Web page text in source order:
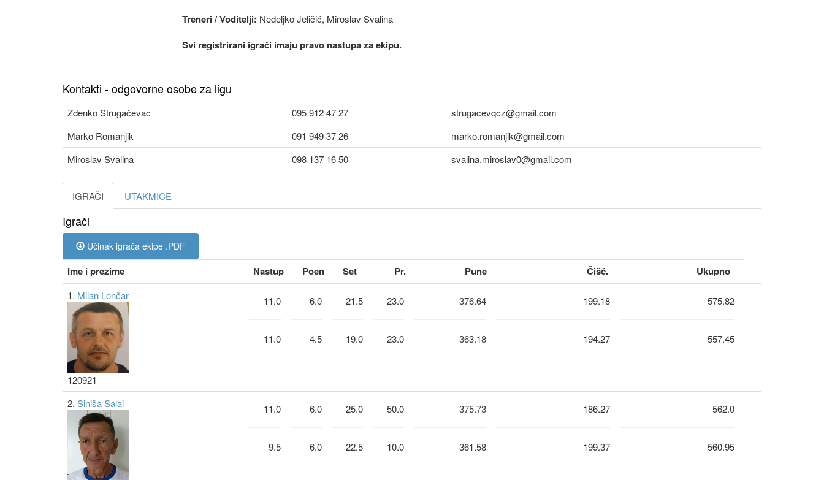
Treneri / Voditelji: Nedeljko Jeličić, Miroslav Svalina
Svi registrirani igrači imaju pravo nastupa za ekipu.
Kontakti - odgovorne osobe za ligu
Zdenko Strugačevac 095 912 47 27
strugacevqcz@gmail.com
Marko Romanjik
091 949 37 26
marko.romanjik@gmail.com
Miroslav Svalina
098 137 16 50 svalina.miroslav0@gmail.com
IGRAČI UTAKMICE
Igrači
Učinak igrača ekipe .PDF
Ime i prezime Nastup Poen Set Pr. Pune Čišć. Ukupno
1. Milan Lončar
120921
11.0
11.0
6.0
4.5
21.5
19.0
23.0
23.0
376.64
363.18
199.18
194.27
575.82
557.45
2. Siniša Salai 11.0
9.5
6.0
6.0
25.0
22.5
50.0
10.0
375.73
361.58
186.27
199.37
562.0
560.95